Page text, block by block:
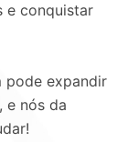
e conquistar
pode expandir
e nós da